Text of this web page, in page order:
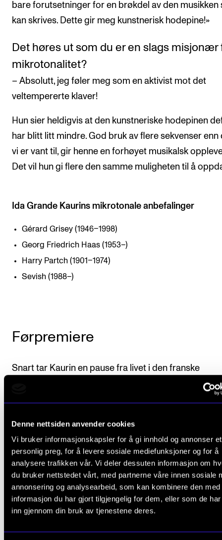
Denne nettsiden anvender cookies
Vi bruker informasjonskapsler for å gi innhold og annonser et
personlig preg, for å levere sosiale mediefunksjoner og for å
analysere trafikken vår. Vi deler dessuten informasjon om
du bruker nettstedet vårt, med partnerne våre innen sosiale
annonsering og analysearbeid, som kan kombinere den med
informasjon du har gjort tilgjengelig for dem, eller som de
inn gjennom din bruk av tjenestene deres.
bare forutsetninger for en brøkdel av den musikken
kan skrives. Dette gir meg kunstnerisk hodepine!»
Det høres ut som du er en slags misjonær
mikrotonalitet?
– Absolutt, jeg føler meg som en aktivist mot det
veltempererte klaver!
Hun sier heldigvis at den kunstneriske hodepinen
har blitt litt mindre. God bruk av flere sekvenser enn
vi er vant til, gir henne en forhøyet musikalsk
Det vil hun gi flere den samme muligheten til å
Ida Grande Kaurins mikrotonale anbefalinger
Gérard Grisey (1946–1998)
Georg Friedrich Haas (1953–)
Harry Partch (1901–1974)
Sevish (1988–)
Førpremiere
Snart tar Kaurin en pause fra livet i den franske
hovedstaden og reiser på noen dagers tur til Oslo i
– Når babyen min skal ut i verden, må jeg være der,
hun.
Hun håper at konserten tiltrekker seg et nysgjerrig
publikum som lurer på hva mikrotoner egentlig er.
annet nevner hun at studenter fra jazz og det frie
bachelorstudiet har vist interesse for å skrive for